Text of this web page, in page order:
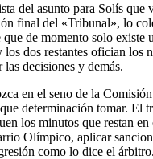
del asunto para Solís que
final del «Tribunal», lo
de momento solo existe
dos restantes ofician los
decisiones y demás.
en el seno de la
determinación tomar. El
los minutos que restan
Olímpico, aplicar
como lo dice el árbitro.